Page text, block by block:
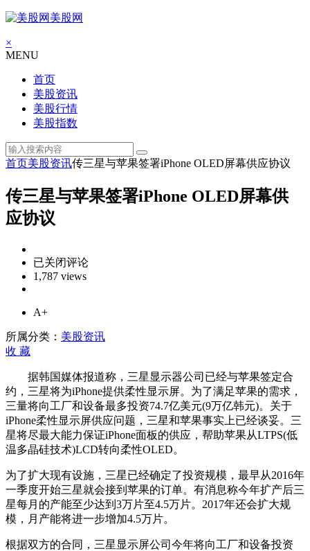
美股网
×
MENU
首页
美股资讯
美股行情
美股指数
首页美股资讯传三星与苹果签署iPhone OLED屏幕供应协议
传三星与苹果签署iPhone OLED屏幕供
应协议
传
三
苹
果
iPhone
OLED
屏
幕
供
应
议
已关闭评论
1,787 views
A+
所属分类： 美股资讯
收 藏
据韩国媒体报道称，三星显示器公司已经与苹果签定合
约，三星将为iPhone提供柔性显示屏。为了满足苹果的需求，
三量将向工厂和设备最多投资74.7亿美元(9万亿韩元)。关于
iPhone柔性显示屏供应问题，三星和苹果事实上已经谈妥。三
星将尽最大能力保证iPhone面板的供应，帮助苹果从LTPS(低
温多晶硅技术)LCD转向柔性OLED。
为了扩大现有设施，三星已经确定了投资规模，最早从2016年
一季度开始三星就会接到苹果的订单。有消息称今年扩产后三
星每月的产能至少达到3万片至4.5万片。2017年还会扩大规
模，月产能将进一步增加4.5万片。
根据双方的合同，三星显示屏公司今年将向工厂和设备投资